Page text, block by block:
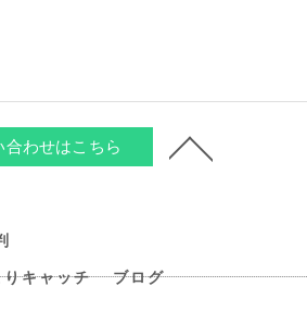
合わせはこちら
りキャッチ ブログ